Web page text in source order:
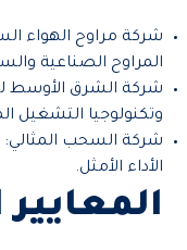
شركة مراوح الهواء
المراوح الصناعية
شركة الشرق الأوسط
وتكنولوجيا التشغيل
شركة السحب
الأداء الأمثل.
المعايير